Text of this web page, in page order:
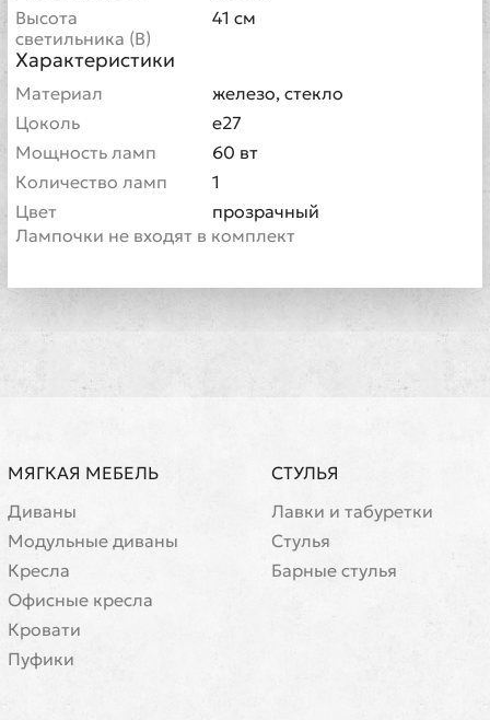
Высота
светильника (В)
41 см
Характеристики
Материал
железо, стекло
Цоколь
e27
Мощность ламп
60 вт
Количество ламп
1
Цвет
прозрачный
Лампочки не входят в комплект
МЯГКАЯ МЕБЕЛЬ
Диваны
Модульные диваны
Кресла
Офисные кресла
Кровати
Пуфики
СТУЛЬЯ
Лавки и табуретки
Стулья
Барные стулья